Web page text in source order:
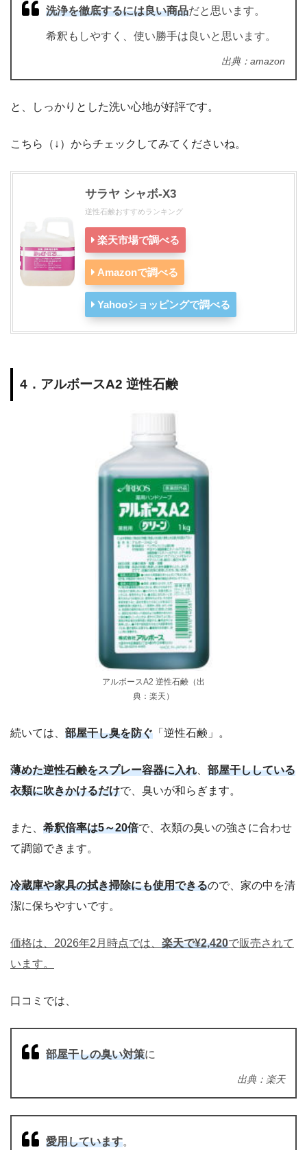
洗浄を徹底するには良い商品だと思います。
希釈もしやすく、使い勝手は良いと思います。
出典：amazon
と、しっかりとした洗い心地が好評です。
こちら（↓）からチェックしてみてくださいね。
サラヤ シャボ-X3
逆性石鹸おすすめランキング
楽天市場で調べる
Amazonで調べる
Yahooショッピングで調べる
4．アルボースA2 逆性石鹸
アルボースA2 逆性石鹸（出
典：楽天）
続いては、 部屋干し臭を防ぐ 「逆性石鹸」。
薄めた逆性石鹸をスプレー容器に入れ
部屋干ししている
衣類に吹きかけるだけで、臭いが和らぎます。
また、 希釈倍率は5～20倍で、衣類の臭いの強さに合わせ
て調節できます。
冷蔵庫や家具の拭き掃除にも使用できるので、家の中を清
潔に保ちやすいです。
価格は、2026年2月時点では、 楽天で¥2,420で販売されて
います。
口コミでは、
部屋干しの臭い対策に
出典：楽天
愛用しています。